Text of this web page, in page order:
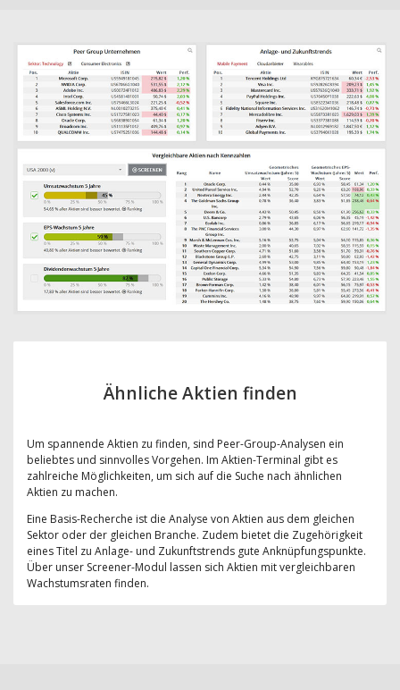
Ähnliche Aktien finden
Um spannende Aktien zu finden, sind Peer-Group-Analysen ein
beliebtes und sinnvolles Vorgehen. Im Aktien-Terminal gibt es
zahlreiche Möglichkeiten, um sich auf die Suche nach ähnlichen
Aktien zu machen.
Eine Basis-Recherche ist die Analyse von Aktien aus dem gleichen
Sektor oder der gleichen Branche. Zudem bietet die Zugehörigkeit
eines Titel zu Anlage- und Zukunftstrends gute Anknüpfungspunkte.
Über unser Screener-Modul lassen sich Aktien mit vergleichbaren
Wachstumsraten finden.